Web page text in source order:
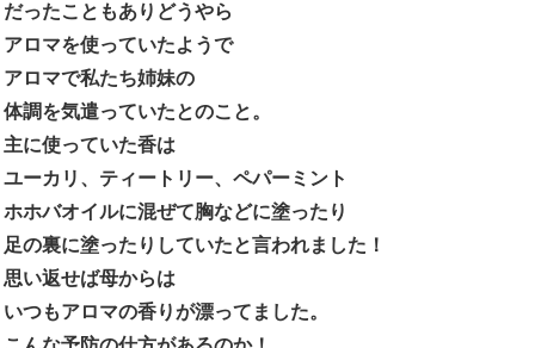
だったこともありどうやら
アロマを使っていたようで
アロマで私たち姉妹の
体調を気遣っていたとのこと。
主に使っていた香は
ユーカリ、ティートリー、ペパーミント
ホホバオイルに混ぜて胸などに塗ったり
足の裏に塗ったりしていたと言われました！
思い返せば母からは
いつもアロマの香りが漂ってました。